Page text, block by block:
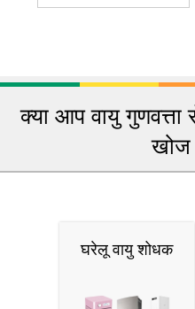
क्या आप वायु
खोज
घरेलू वायु शोधक